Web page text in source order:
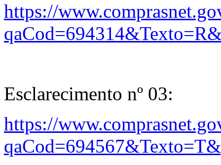
https://
Esclarecimento nº 03:
https://